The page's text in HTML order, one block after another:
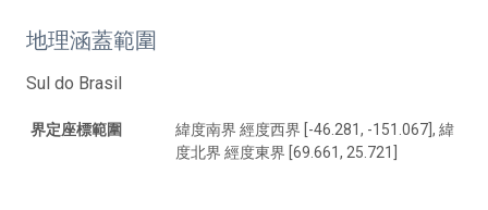
地理涵蓋範圍
Sul do Brasil
界定座標範圍
緯度南界 經度西界 [-46.281, -151.067], 緯
度北界 經度東界 [69.661, 25.721]